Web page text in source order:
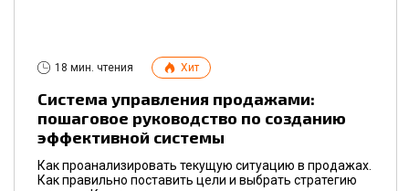
18 мин. чтения Хит
Система управления продажами:
пошаговое руководство по созданию
эффективной системы
Как проанализировать текущую ситуацию в продажах.
Как правильно поставить цели и выбрать стратегию